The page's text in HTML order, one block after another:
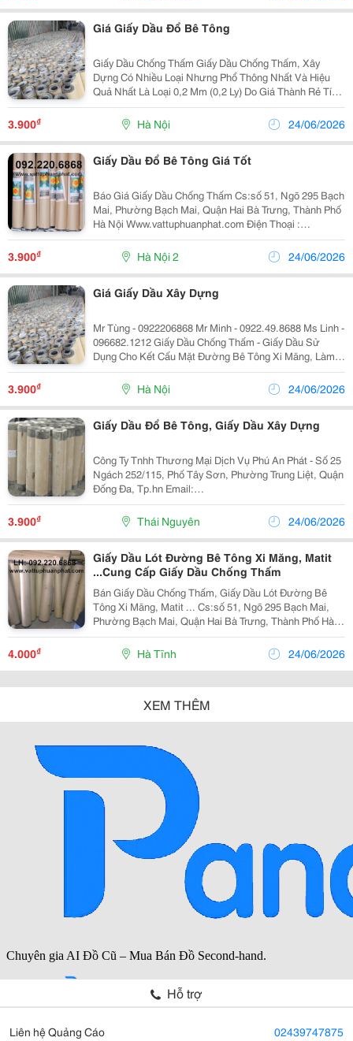
Giá Giấy Dầu Đổ Bê Tông
Giấy Dầu Chống Thấm Giấy Dầu Chống Thấm, Xây
Dựng Có Nhiều Loại Nhưng Phổ Thông Nhất Và Hiệu
Quả Nhất Là Loại 0,2 Mm (0,2 Ly) Do Giá Thành Rẻ Tính
Năng Đáp Ứng Được Các Yêu Cầu Kỹ Thuật Của Dự
Án. Với Tính Năng Ưu Việt Là Giá Rẻ, Dễ Vận Chuyển,
3.900₫ Hà Nội 24/06/2026
Giấy Dầu Đổ Bê Tông Giá Tốt
Báo Giá Giấy Dầu Chống Thấm Cs:số 51, Ngõ 295 Bạch
Mai, Phường Bạch Mai, Quận Hai Bà Trưng, Thành Phố
Hà Nội Www.vattuphuanphat.com Điện Thoại :
0966821212 Giấy Dầu Chống Thấm Pap Chuyên Cung
Cấp Các Loại Vật Tư Cầu Đườn
3.900₫ Hà Nội 2 24/06/2026
Giá Giấy Dầu Xây Dựng
Mr Tùng - 0922206868 Mr Minh - 0922.49.8688 Ms Linh -
096682.1212 Giấy Dầu Chống Thấm - Giấy Dầu Sử
Dụng Cho Kết Cấu Mặt Đường Bê Tông Xi Măng, Làm
Giảm Lớp Ma Sát Giữa Lớp Bê Tông Và Móng Đường -
Giấy Dầu Làm Lớp Ngăn C
3.900₫ Hà Nội 24/06/2026
Giấy Dầu Đổ Bê Tông, Giấy Dầu Xây Dựng
Công Ty Tnhh Thương Mại Dịch Vụ Phú An Phát - Số 25
Ngách 252/115, Phố Tây Sơn, Phường Trung Liệt, Quận
Đống Đa, Tp.hn Email:
Vattuxaydungphuanphat@Gmail.com - Website:
Http://Vattuphuanphat.com Hotline: 092.220.6868
3.900₫ Thái Nguyên 24/06/2026
Giấy Dầu Lót Đường Bê Tông Xi Măng, Matit
...Cung Cấp Giấy Dầu Chống Thấm
Bán Giấy Dầu Chống Thấm, Giấy Dầu Lót Đường Bê
Tông Xi Măng, Matit ... Cs:số 51, Ngõ 295 Bạch Mai,
Phường Bạch Mai, Quận Hai Bà Trưng, Thành Phố Hà
Nội Www.vattuphuanphat.com Điện Thoại: 092 220 6868
. 0966821212 Sử Dụng Rộng Rãi Trong Công
4.000₫ Hà Tĩnh 24/06/2026
XEM THÊM
Hỗ trợ
Liên hệ Quảng Cáo 02439747875